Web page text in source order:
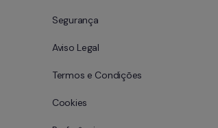
Segurança
Aviso Legal
Termos e Condições
Cookies